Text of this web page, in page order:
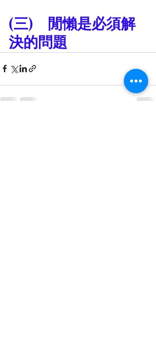
(三)	閒懶是必須解
決的問題